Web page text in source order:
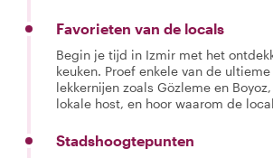
Favorieten van de locals
Begin je tijd in Izmir met het
keuken. Proef enkele van de
lekkernijen zoals Gözleme en
lokale host, en hoor waarom de
Stadshoogtepunten